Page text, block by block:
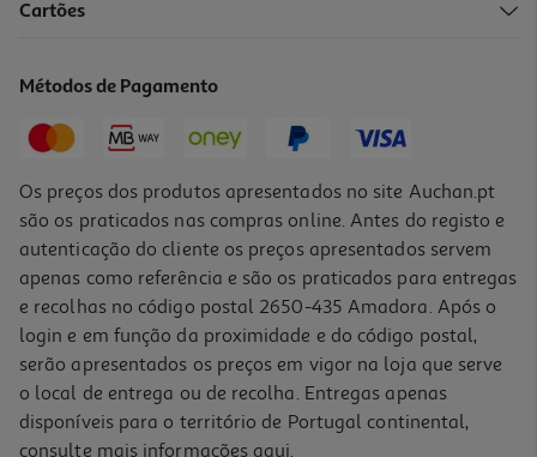
Price reduced from
3,28 €to
Promoção
-30%
4.8
Cartões
Métodos de Pagamento
Os preços dos produtos apresentados no site Auchan.pt
são os praticados nas compras online. Antes do registo e
autenticação do cliente os preços apresentados servem
apenas como referência e são os praticados para entregas
e recolhas no código postal 2650-435 Amadora. Após o
login e em função da proximidade e do código postal,
serão apresentados os preços em vigor na loja que serve
o local de entrega ou de recolha. Entregas apenas
disponíveis para o território de Portugal continental,
consulte mais informações aqui.